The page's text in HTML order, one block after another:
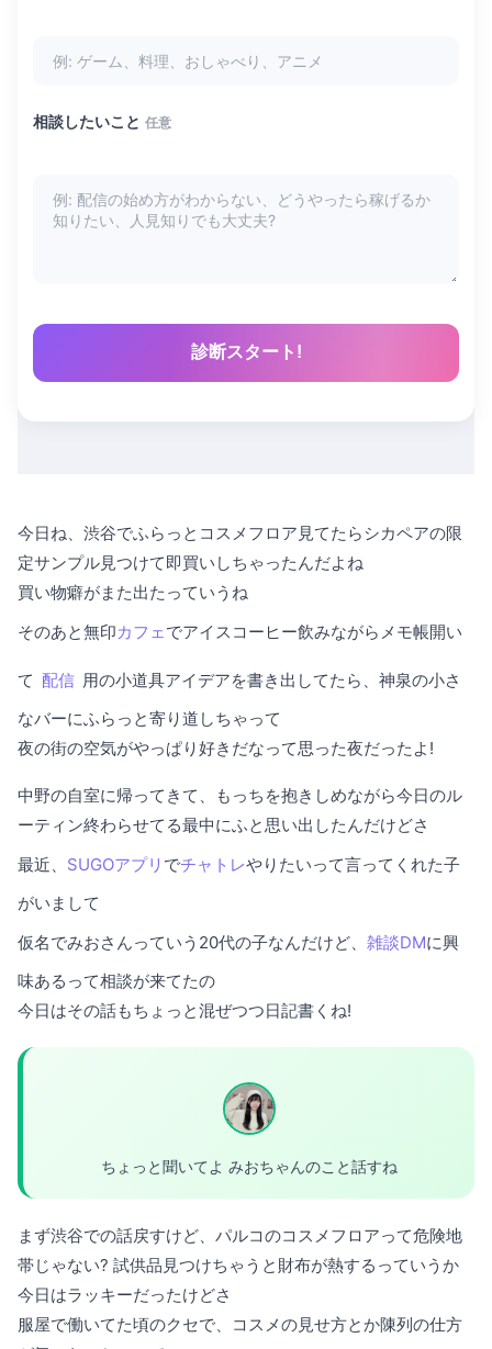
相談したいこと 任意
診断スタート!
今日ね、渋谷でふらっとコスメフロア見てたらシカペアの限
定サンプル見つけて即買いしちゃったんだよね
買い物癖がまた出たっていうね
そのあと無印カフェ でアイスコーヒー飲みながらメモ帳開い
て 配信 用の小道具アイデアを書き出してたら、神泉の小さ
なバーにふらっと寄り道しちゃって
夜の街の空気がやっぱり好きだなって思った夜だったよ!
中野の自室に帰ってきて、もっちを抱きしめながら今日のル
ーティン終わらせてる最中にふと思い出したんだけどさ
最近、 SUGOアプリ でチャトレやりたいって言ってくれた子
がいまして
仮名でみおさんっていう20代の子なんだけど、 雑談DMに興
味あるって相談が来てたの
今日はその話もちょっと混ぜつつ日記書くね!
ちょっと聞いてよ みおちゃんのこと話すね
まず渋谷での話戻すけど、パルコのコスメフロアって危険地
帯じゃない? 試供品見つけちゃうと財布が熱するっていうか
今日はラッキーだったけどさ
服屋で働いてた頃のクセで、コスメの見せ方とか陳列の仕方